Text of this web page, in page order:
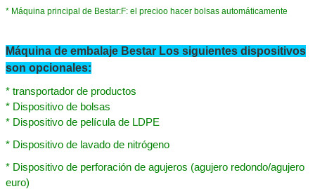
* Máquina principal de Bestar:F: el precioo hacer bolsas automáticamente
Máquina de embalaje Bestar Los siguientes dispositivos
son opcionales:
* transportador de productos
* Dispositivo de bolsas
* Dispositivo de película de LDPE
* Dispositivo de lavado de nitrógeno
* Dispositivo de perforación de agujeros (agujero redondo/agujero
euro)